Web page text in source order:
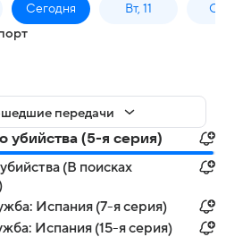
Сегодня Вт, 11
передачи
убийства (5-я серия)
(В поисках
Испания (7-я серия)
Испания (15-я серия)